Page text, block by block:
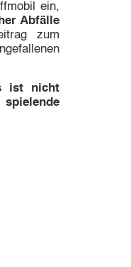
ein,
Abfälle
zum
ist nicht